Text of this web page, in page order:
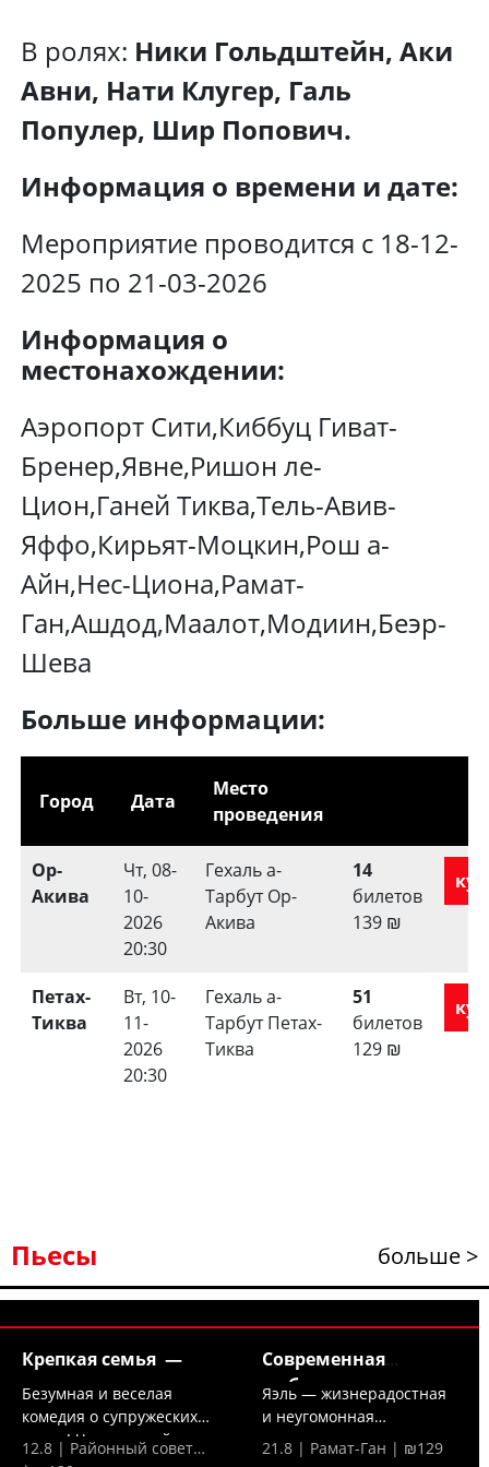
В ролях: Ники Гольдштейн, Аки
Авни, Нати Клугер, Галь
Популер, Шир Попович.
Информация о времени и дате:
Мероприятие проводится с 18-12-
2025 по 21-03-2026
Информация о
местонахождении:
Аэропорт Сити,Киббуц Гиват-
Бренер,Явне,Ришон ле-
Цион,Ганей Тиква,Тель-Авив-
Яффо,Кирьят-Моцкин,Рош а-
Айн,Нес-Циона,Рамат-
Ган,Ашдод,Маалот,Модиин,Беэр-
Шева
Больше информации:
Город Дата
Место
проведения
Ор-
Акива
Чт, 08-
10-
2026
20:30
Гехаль а-
Тарбут Ор-
Акива
14
билетов
139 ₪
Петах-
Тиква
Вт, 10-
11-
2026
20:30
Гехаль а-
Тарбут Петах-
Тиква
51
билетов
129 ₪
Пьесы больше >
Крепкая семья —
Безумная и веселая
комедия о супружеских
парах! Что произойдет,...
12.8 | Районный совет…
Современная
любовь —
Яэль — жизнерадостная
и неугомонная
холостячка — решает,
что...
21.8 | Рамат-Ган | ₪129